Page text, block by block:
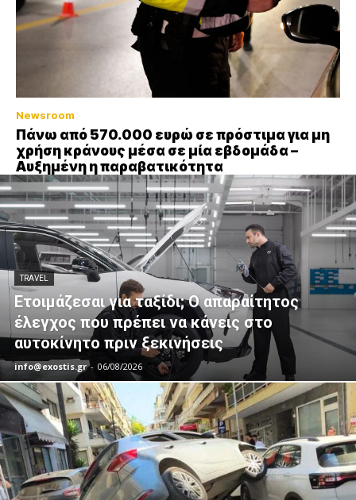
Newsroom
Πάνω από 570.000 ευρώ σε πρόστιμα για μη
χρήση κράνους μέσα σε μία εβδομάδα –
Αυξημένη η παραβατικότητα
TRAVEL
Ετοιμάζεσαι για ταξίδι; Ο απαραίτητος
έλεγχος που πρέπει να κάνεις στο
αυτοκίνητο πριν ξεκινήσεις
info@exostis.gr - 06/08/2026